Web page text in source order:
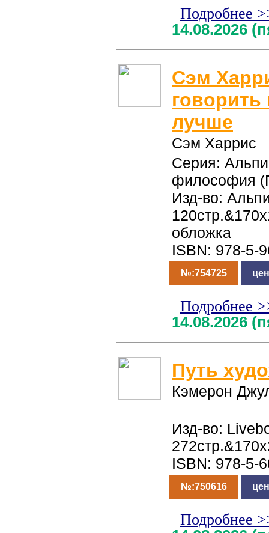
Подробнее
14.08.2026
Cэм
говорить
лучше
Cэм Харрис
Серия:
философия
Изд-во:
обложка
ISBN: 978-5-
№:754725
Подробнее
14.08.2026
Путь
Кэмерон
Изд-во:
ISBN: 978-5-
№:750616
Подробнее